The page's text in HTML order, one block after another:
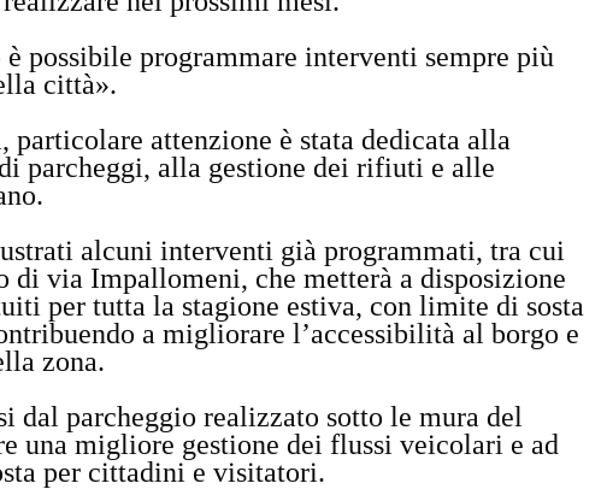
possibile programmare interventi sempre più
città».
attenzione è stata dedicata alla
parcheggi, alla gestione dei rifiuti e alle
alcuni interventi già programmati, tra cui
di via Impallomeni, che metterà a disposizione
per tutta la stagione estiva, con limite di sosta
a migliorare l’accessibilità al borgo e
zona.
dal parcheggio realizzato sotto le mura del
una migliore gestione dei flussi veicolari e ad
per cittadini e visitatori.